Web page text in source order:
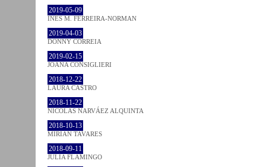
2019-05-09
INÊS M. FERREIRA-NORMAN
2019-04-03
DONNY CORREIA
2019-02-15
JOANA CONSIGLIERI
2018-12-22
LAURA CASTRO
2018-11-22
NICOLÁS NARVÁEZ ALQUINTA
2018-10-13
MIRIAN TAVARES
2018-09-11
JULIA FLAMINGO